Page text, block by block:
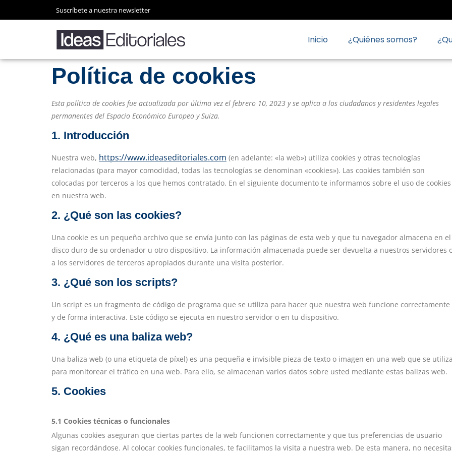
Suscríbete a nuestra newsletter
Inicio ¿Quiénes somos?
Política de cookies
Esta política de cookies fue actualizada por última vez el febrero 10, 2023 y se aplica a los ciudadanos y residentes legales
permanentes del Espacio Económico Europeo y Suiza.
1. Introducción
Nuestra web, https://www.ideaseditoriales.com (en adelante: «la web») utiliza cookies y otras tecnologías
relacionadas (para mayor comodidad, todas las tecnologías se denominan «cookies»). Las cookies también son
colocadas por terceros a los que hemos contratado. En el siguiente documento te informamos sobre el uso de cookies
en nuestra web.
2. ¿Qué son las cookies?
Una cookie es un pequeño archivo que se envía junto con las páginas de esta web y que tu navegador almacena en el
disco duro de su ordenador u otro dispositivo. La información almacenada puede ser devuelta a nuestros servidores
a los servidores de terceros apropiados durante una visita posterior.
3. ¿Qué son los scripts?
Un script es un fragmento de código de programa que se utiliza para hacer que nuestra web funcione correctamente
y de forma interactiva. Este código se ejecuta en nuestro servidor o en tu dispositivo.
4. ¿Qué es una baliza web?
Una baliza web (o una etiqueta de píxel) es una pequeña e invisible pieza de texto o imagen en una web que se utiliza
para monitorear el tráfico en una web. Para ello, se almacenan varios datos sobre usted mediante estas balizas web.
5. Cookies
5.1 Cookies técnicas o funcionales
Algunas cookies aseguran que ciertas partes de la web funcionen correctamente y que tus preferencias de usuario
sigan recordándose. Al colocar cookies funcionales, te facilitamos la visita a nuestra web. De esta manera, no